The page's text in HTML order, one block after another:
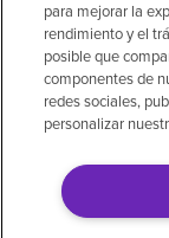
© 2026
Aviso legal:
para mejorar la
rendimiento y el
posible que
componentes de
redes sociales,
personalizar